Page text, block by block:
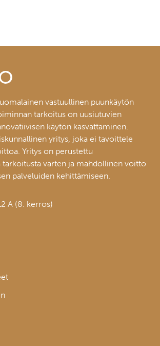
vastuullinen puunkäytön
tarkoitus on uusiutuvien
käytön kasvattaminen.
yritys, joka ei tavoittele
Yritys on perustettu
tarkoitusta varten ja mahdollinen voitto
palveluiden kehittämiseen.
A (8. kerros)